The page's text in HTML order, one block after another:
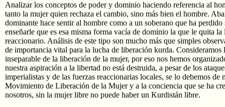
Analizar los conceptos de poder y dominio haciendo referencia al
tanto la mujer quien rechaza el cambio, sino más bien el hombre.
dominante hace sentir al hombre como a un soberano que ha perdido
enseñarle que es esa misma forma vacía de dominio la que le quita
reaccionario. Análisis de este tipo son mucho más que simples
de importancia vital para la lucha de liberación kurda.
inseparable de la liberación de la mujer, por eso nos hemos
nuestra aspiración a la libertad no está destruida, a pesar de los
imperialistas y de las fuerzas reaccionarias locales, se lo debemos de
Movimiento de Liberación de la Mujer y a la conciencia que se ha
nosotros, sin la mujer libre no puede haber un Kurdistán libre.